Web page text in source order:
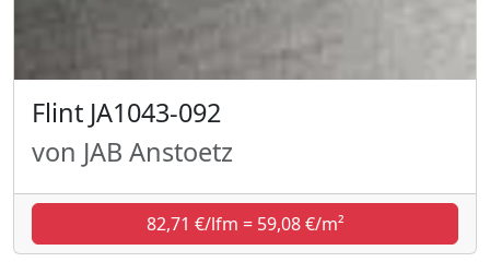
Flint JA1043-092
von JAB Anstoetz
82,71 €/lfm = 59,08 €/m²